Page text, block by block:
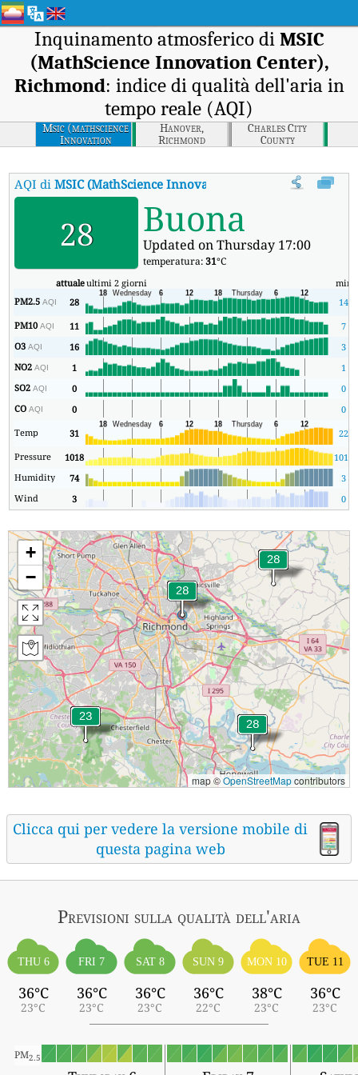
Inquinamento atmosferico di MSIC
(MathScience Innovation Center),
Richmond: indice di qualità dell'aria in
tempo reale (AQI)
Msic (mathscience
Innovation
Center), Richmond
Hanover,
Richmond
Charles City
County
AQI diMSIC (MathScience Innovation Center), Richmond
28 Buona
Updated on Thursday 17:00
temperatura:31°C
attualeultimi 2 giorni min
PM2.5AQI 28
14
PM10AQI 11
7
O3AQI 16
3
NO2AQI 1
1
SO2AQI 0
0
COAQI 0
0
Temp
31
22
Pressure
1018 1015
Humidity
74
3
Wind
3 0
+
−
map ©OpenStreetMapcontributors
Clicca qui per vedere la versione mobile di
questa pagina web
Previsioni sulla qualità dell'aria
THU 6
36°C
23°C
FRI 7
36°C
23°C
SAT 8
36°C
23°C
SUN 9
36°C
22°C
MON 10
38°C
23°C
TUE 11
36°C
23°C
PM2.5